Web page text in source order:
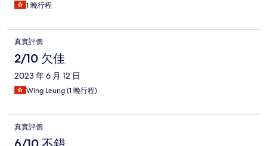
1 晚行程
真實評價
2/10 欠佳
2023 年 6 月 12 日
Wing Leung (1 晚行程)
真實評價